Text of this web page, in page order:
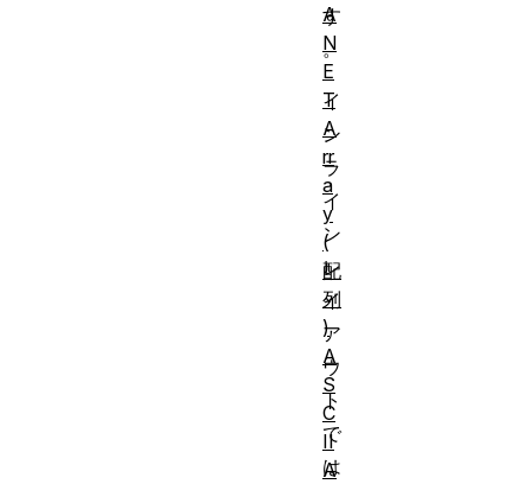
す
。
イ
ン
ラ
イ
ン
レ
イ
ア
ウ
ト
で
は
A
N
E
T
A
rr
a
y
(
配
列
)
A
S
C
II
A